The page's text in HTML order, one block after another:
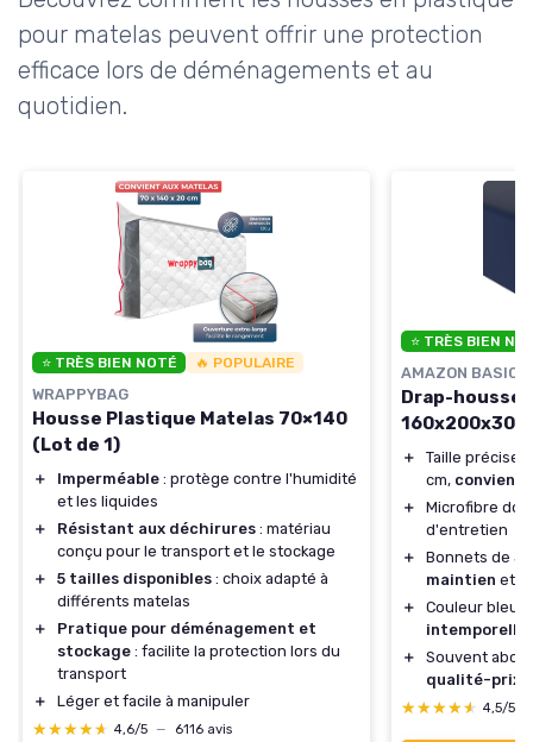
pour matelas peuvent offrir une protection
efficace lors de déménagements et au
quotidien.
⭐ TRÈS BIEN NOTÉ 🔥 POPULAIRE
WRAPPYBAG
Housse Plastique Matelas 70×140
(Lot de 1)
＋ Imperméable : protège contre l'humidité
et les liquides
＋
Résistant aux déchirures : matériau
conçu pour le transport et le stockage
＋
5 tailles disponibles : choix adapté à
différents matelas
＋
Pratique pour déménagement et
stockage : facilite la protection lors du
transport
＋
Léger et facile à manipuler
★★★★★
★★★★★ 4,6/5 — 6116 avis
⭐ TRÈS BIEN
AMAZON BASICS
Drap-housse
160x200x30
＋
Taille précise
cm, convient
＋
Microfibre
d'entretien
＋
Bonnets de
maintien et
＋
Couleur bleu
intemporelle
＋
Souvent
qualité-prix
★★★★★
★★★★★ 4,5/5
Non merci, peut-être plus tard